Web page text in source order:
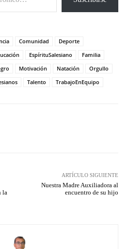
Comunidad
Deporte
EspírituSalesiano
Familia
Motivación Natación
Orgullo
Talento TrabajoEnEquipo
la
ARTÍCULO SIGUIENTE
Nuestra Madre Auxiliadora al
encuentro de su hijo